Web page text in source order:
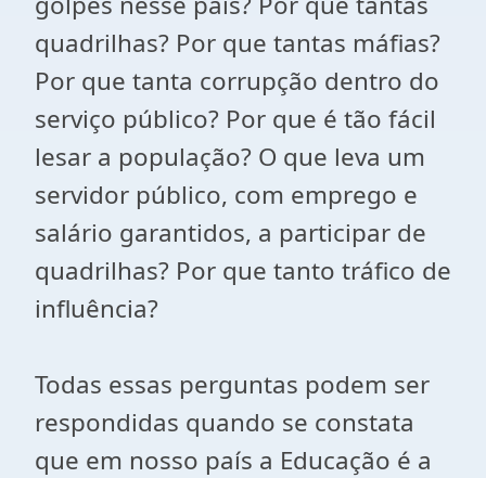
quadrilhas? Por que tantas máfias?
Por que tanta corrupção dentro do
serviço público? Por que é tão fácil
lesar a população? O que leva um
servidor público, com emprego e
salário garantidos, a participar de
quadrilhas? Por que tanto tráfico de
influência?
Todas essas perguntas podem ser
respondidas quando se constata
que em nosso país a Educação é a